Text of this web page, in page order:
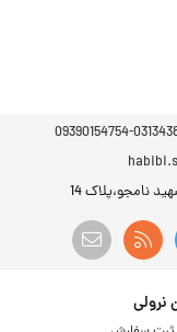
نامجو،پلاک 14
نرولی